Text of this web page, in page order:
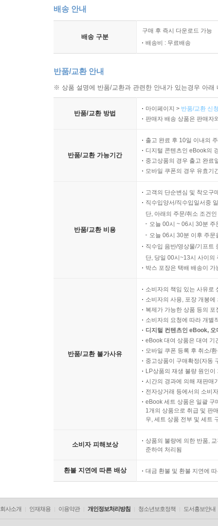
배송 안내
배송 구분
구매 후 즉시 다운로드 가능
배송비 : 무료배송
반품/교환 안내
※ 상품 설명에 반품/교환과 관련한 안내가 있는경우 아
반품/교환 방법
마이페이지 > 반품/교환 신
판매자 배송 상품은 판매자
반품/교환 가능기간
출고 완료 후 10일 이내의
디지털 콘텐츠인 eBook의
중고상품의 경우 출고 완료
모바일 쿠폰의 경우 유효기
반품/교환 비용
고객의 단순변심 및 착오구
직수입양서/직수입일서중
단, 아래의 주문/취소 조건
오늘 00시 ~ 06시 30분
오늘 06시 30분 이후 주
직수입 음반/영상물/기프트
단, 당일 00시~13시 사이의
박스 포장은 택배 배송이
반품/교환 불가사유
소비자의 책임 있는 사유로
소비자의 사용, 포장 개봉
복제가 가능한 상품 등의
소비자의 요청에 따라 개별
디지털 컨텐츠인 eBook,
eBook 대여 상품은 대여 기
모바일 쿠폰 등록 후 취소/
중고상품이 구매확정(자동
LP상품의 재생 불량 원인
시간의 경과에 의해 재판매
전자상거래 등에서의 소비
eBook 세트 상품은 일괄 구
1개의 상품으로 취급 및 판
우, 세트 상품 전부 및 세트
소비자 피해보상
상품의 불량에 의한 반품,
준하여 처리됨
환불 지연에 따른 배상 대금 환불 및 환불 지연에
회사소개 인재채용 이용약관 개인정보처리방침 청소년보호정책 도서홍보안내